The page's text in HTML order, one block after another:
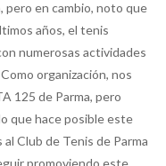
pero en cambio, noto que
años, el tenis
numerosas actividades
organización, nos
125 de Parma, pero
que hace posible este
Club de Tenis de Parma
promoviendo este